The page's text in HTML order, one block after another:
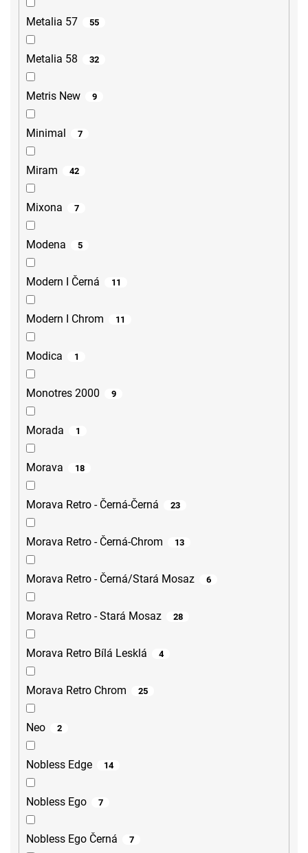
Metalia 57 55
Metalia 58 32
Metris New 9
Minimal 7
Miram 42
Mixona 7
Modena 5
Modern I Černá 11
Modern I Chrom 11
Modica 1
Monotres 2000 9
Morada 1
Morava 18
Morava Retro - Černá-Černá 23
Morava Retro - Černá-Chrom 13
Morava Retro - Černá/Stará Mosaz 6
Morava Retro - Stará Mosaz 28
Morava Retro Bílá Lesklá 4
Morava Retro Chrom 25
Neo 2
Nobless Edge 14
Nobless Ego 7
Nobless Ego Černá 7